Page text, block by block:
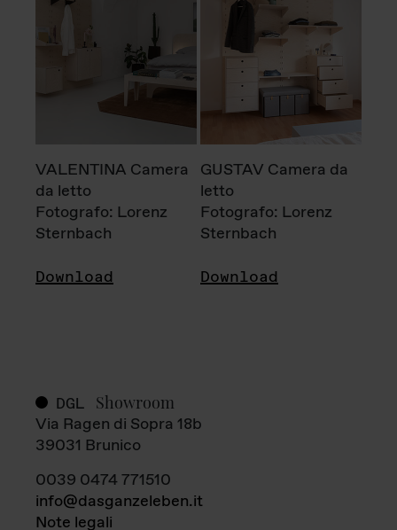
VALENTINA Camera
da letto
Fotografo: Lorenz
Sternbach
Download
GUSTAV Camera da
letto
Fotografo: Lorenz
Sternbach
Download
DGL Showroom
Via Ragen di Sopra 18b
39031 Brunico
0039 0474 771510
info@dasganzeleben.it
Note legali